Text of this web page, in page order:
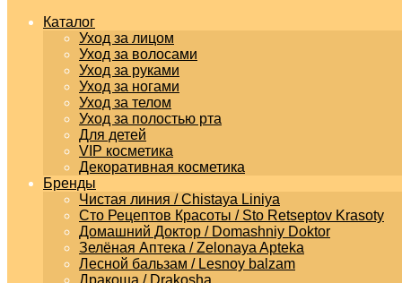
Каталог
Уход за лицом
Уход за волосами
Уход за руками
Уход за ногами
Уход за телом
Уход за полостью рта
Для детей
VIP косметика
Декоративная косметика
Бренды
Чистая линия / Chistaya Liniya
Сто Рецептов Красоты / Sto Retseptov Krasoty
Домашний Доктор / Domashniy Doktor
Зелёная Аптека / Zelonaya Apteka
Лесной бальзам / Lesnoy balzam
Дракоша / Drakosha